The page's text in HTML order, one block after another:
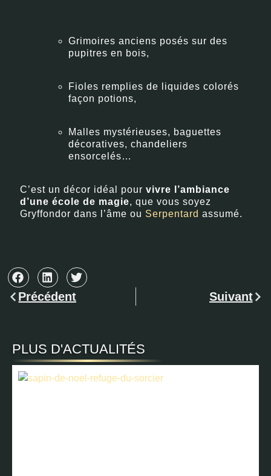
Grimoires anciens posés sur des
pupitres en bois,
Fioles remplies de liquides colorés
façon potions,
Malles mystérieuses, baguettes
décoratives, chandeliers
ensorcelés…
C’est un décor idéal pourvivre l’ambiance
d’une école de magie, que vous soyez
Gryffondor dans l’âme ou Serpentard assumé.
Précédent Suivant
PLUS D'ACTUALITÉS